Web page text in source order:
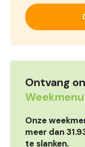
Ontvang
Weekmenu
Onze
meer dan
te slanken.